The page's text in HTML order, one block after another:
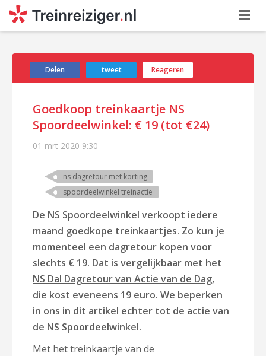
Delen tweet Reageren
Goedkoop treinkaartje NS
Spoordeelwinkel: € 19 (tot €24)
01 mrt 2020 9:30
ns dagretour met korting
spoordeelwinkel treinactie
De NS Spoordeelwinkel verkoopt iedere
maand goedkope treinkaartjes. Zo kun je
momenteel een dagretour kopen voor
slechts € 19. Dat is vergelijkbaar met het
NS Dal Dagretour van Actie van de Dag,
die kost eveneens 19 euro. We beperken
in ons in dit artikel echter tot de actie van
de NS Spoordeelwinkel.
Met het treinkaartje van de